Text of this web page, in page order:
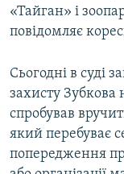
СПЕЦПРОЕКТИ
ДЕПОРТАЦІЯ
ВІДЕОУРОКИ
СВІДЧЕННЯ
УКРАЇНСЬКА
ІНФОГРАФІКА
ЯК ОБІЙТИ
Русский
Qırımtatar
ДОЛУЧАЙСЯ!
«Тайган» і
повідомляє
Сьогодні в суді
захисту Зубкова
спробував
який перебуває
попередження